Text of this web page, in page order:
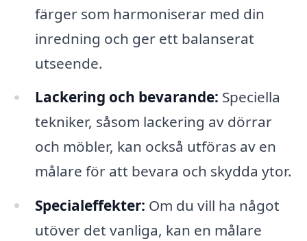
färger som harmoniserar med din
inredning och ger ett balanserat
utseende.
Lackering och bevarande: Speciella
tekniker, såsom lackering av dörrar
och möbler, kan också utföras av en
målare för att bevara och skydda ytor.
Specialeffekter: Om du vill ha något
utöver det vanliga, kan en målare